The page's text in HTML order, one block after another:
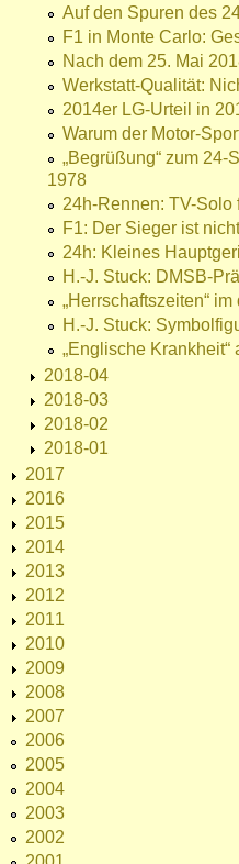
Auf den Spuren des
F1 in Monte Carlo:
Nach dem 25. Mai
Werkstatt-Qualität:
2014er LG-Urteil in
Warum der Motor-
„Begrüßung“ zum
1978
24h-Rennen: TV-Solo
F1: Der Sieger ist
24h: Kleines
H.-J. Stuck: DMSB-
„Herrschaftszeiten“
H.-J. Stuck:
„Englische
2018-04
2018-03
2018-02
2018-01
2017
2016
2015
2014
2013
2012
2011
2010
2009
2008
2007
2006
2005
2004
2003
2002